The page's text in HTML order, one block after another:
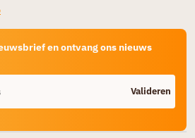
en ontvang ons nieuws
Valideren